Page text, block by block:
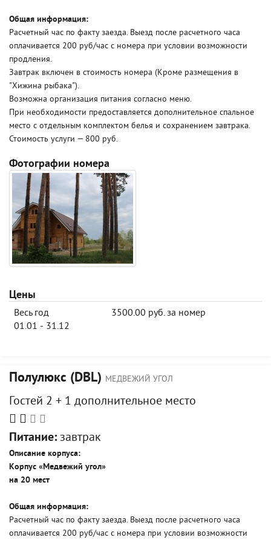
Общая информация:
Расчетный час по факту заезда. Выезд после расчетного часа
оплачивается 200 руб/час с номера при условии возможности
продления.
Завтрак включен в стоимость номера (Кроме размещения в
"Хижина рыбака").
Возможна организация питания согласно меню.
При необходимости предоставляется дополнительное спальное
место с отдельным комплектом белья и сохранением завтрака.
Стоимость услуги — 800 руб.
Фотографии номера
Цены
Весь год
01.01 - 31.12
3500.00 руб. за номер
Полулюкс (DBL) МЕДВЕЖИЙ УГОЛ
Гостей 2 + 1 дополнительное место
Питание: завтрак
Описание корпуса:
Корпус «Медвежий угол»
на 20 мест
Общая информация:
Расчетный час по факту заезда. Выезд после расчетного часа
оплачивается 200 руб/час с номера при условии возможности